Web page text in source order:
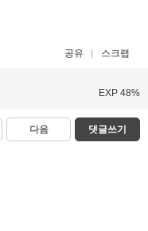
공유 스크랩
EXP 48%
다음 댓글쓰기